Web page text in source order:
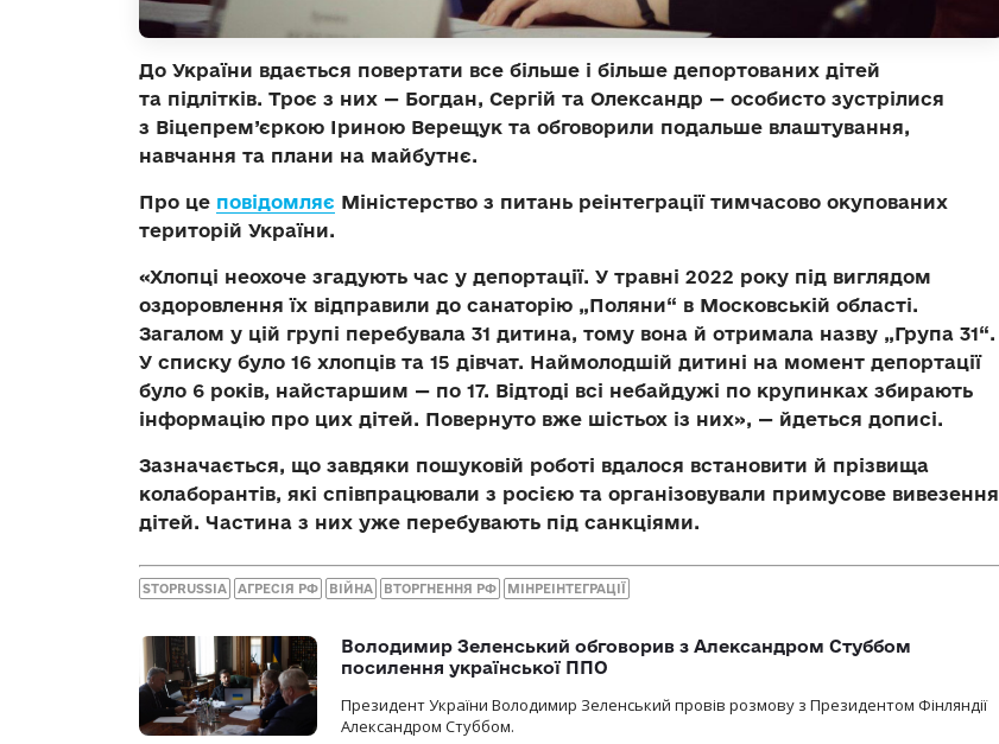
До України вдається повертати все більше і більше депортованих дітей
та підлітків. Троє з них — Богдан, Сергій та Олександр — особисто зустрілися
з Віцепрем’єркою Іриною Верещук та обговорили подальше влаштування,
навчання та плани на майбутнє.
Про це повідомляє Міністерство з питань реінтеграції тимчасово окупованих
територій України.
«Хлопці неохоче згадують час у депортації. У травні 2022 року під виглядом
оздоровлення їх відправили до санаторію „Поляни“ в Московській області.
Загалом у цій групі перебувала 31 дитина, тому вона й отримала назву „Група 31“.
У списку було 16 хлопців та 15 дівчат. Наймолодшій дитині на момент депортації
було 6 років, найстаршим — по 17. Відтоді всі небайдужі по крупинках збирають
інформацію про цих дітей. Повернуто вже шістьох із них», — йдеться дописі.
Зазначається, що завдяки пошуковій роботі вдалося встановити й прізвища
колаборантів, які співпрацювали з росією та організовували примусове вивезення
дітей. Частина з них уже перебувають під санкціями.
STOPRUSSIA АГРЕСІЯ РФ ВІЙНА ВТОРГНЕННЯ РФ МІНРЕІНТЕГРАЦІЇ
Володимир Зеленський обговорив з Александром Стуббом
посилення української ППО
Президент України Володимир Зеленський провів розмову з Президентом Фінляндії
Александром Стуббом.